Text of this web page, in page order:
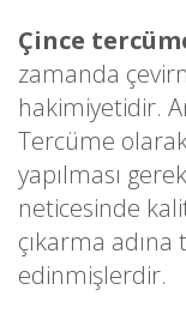
Çince
zamanda
hakimiyetidir.
Tercüme
yapılması
neticesinde
çıkarma adına
edinmişlerdir.